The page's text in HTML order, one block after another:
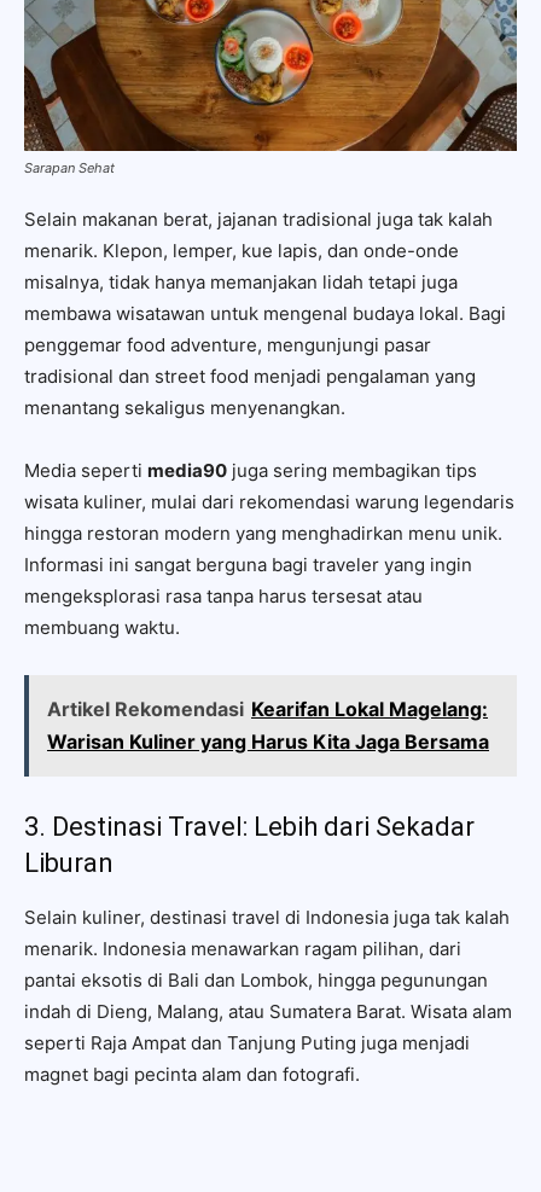
Sarapan Sehat
Selain makanan berat, jajanan tradisional juga tak kalah
menarik. Klepon, lemper, kue lapis, dan onde-onde
misalnya, tidak hanya memanjakan lidah tetapi juga
membawa wisatawan untuk mengenal budaya lokal. Bagi
penggemar food adventure, mengunjungi pasar
tradisional dan street food menjadi pengalaman yang
menantang sekaligus menyenangkan.
Media seperti media90 juga sering membagikan tips
wisata kuliner, mulai dari rekomendasi warung legendaris
hingga restoran modern yang menghadirkan menu unik.
Informasi ini sangat berguna bagi traveler yang ingin
mengeksplorasi rasa tanpa harus tersesat atau
membuang waktu.
Artikel Rekomendasi Kearifan Lokal Magelang:
Warisan Kuliner yang Harus Kita Jaga Bersama
3. Destinasi Travel: Lebih dari Sekadar
Liburan
Selain kuliner, destinasi travel di Indonesia juga tak kalah
menarik. Indonesia menawarkan ragam pilihan, dari
pantai eksotis di Bali dan Lombok, hingga pegunungan
indah di Dieng, Malang, atau Sumatera Barat. Wisata alam
seperti Raja Ampat dan Tanjung Puting juga menjadi
magnet bagi pecinta alam dan fotografi.